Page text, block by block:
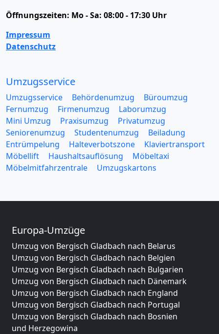
Öffnungszeiten: Mo - Sa: 08:00 - 17:30 Uhr
Impressum
Datenschutz
Umzugsservice
Umzugsservice Behördenumzug
Büroumzug
Fernumzug
Firmenumzug
Laborumzug
Mini Umzug
Praxisumzug
Privatumzug
Seniorenumzug
Studentenumzug
Beiladung
Entrümpelung
Halteverbotszone
Klaviertransport
Möbellift
Haushaltsauflösung
Möbeltaxi
Möbelmitfahrzentrale
Umzugskartons
Europa-Umzüge
Umzug von Bergisch Gladbach nach Belarus
Umzug von Bergisch Gladbach nach Belgien
Umzug von Bergisch Gladbach nach Bulgarien
Umzug von Bergisch Gladbach nach Dänemark
Umzug von Bergisch Gladbach nach England
Umzug von Bergisch Gladbach nach Portugal
Umzug von Bergisch Gladbach nach Bosnien
und Herzegowina